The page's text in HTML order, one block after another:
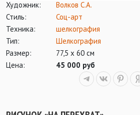
Художник:
Волков С.А.
Стиль:
Соц-арт
Техника:
шелкография
Тип:
Шелкография
Размер:
77,5 х 60 см
Цена:
45 000 руб